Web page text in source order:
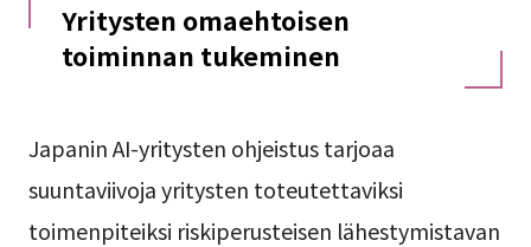
Yritysten omaehtoisen
toiminnan tukeminen
Japanin AI-yritysten ohjeistus tarjoaa
suuntaviivoja yritysten toteutettaviksi
toimenpiteiksi riskiperusteisen lähestymistavan